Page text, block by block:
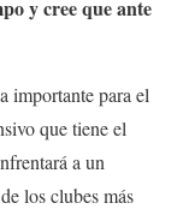
y cree que ante
importante para el
que tiene el
a un
los clubes más